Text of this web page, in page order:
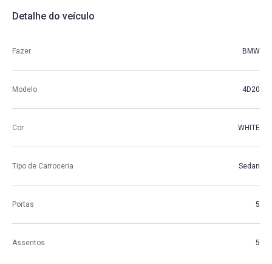
Detalhe do veículo
Fazer BMW
Modelo 4D20
Cor WHITE
Tipo de Carroceria Sedan
Portas 5
Assentos 5